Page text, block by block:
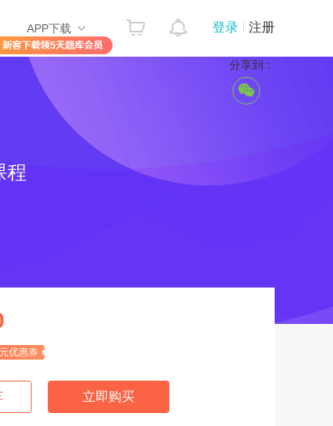
登录 注册
APP下载
程
分享到：
优惠券
立即购买